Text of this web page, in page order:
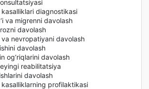
diagnostikasi
va migrenni davolash
davolash
nevropatiyani davolash
davolash
og‘riqlarini davolash
reabilitatsiya
davolash
profilaktikasi